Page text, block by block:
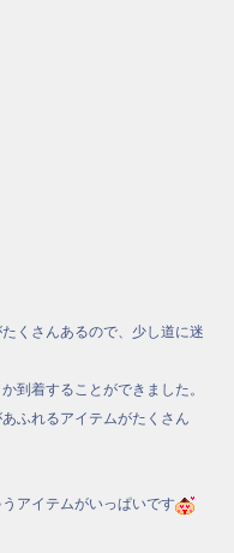
くさんあるので、少し道に迷
到着することができました。
ふれるアイテムがたくさん
アイテムがいっぱいです